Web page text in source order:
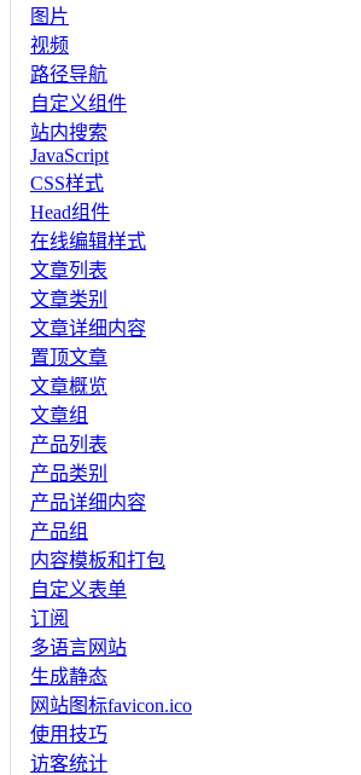
图片
视频
路径导航
自定义组件
站内搜索
JavaScript
CSS样式
Head组件
在线编辑样式
文章列表
文章类别
文章详细内容
置顶文章
文章概览
文章组
产品列表
产品类别
产品详细内容
产品组
内容模板和打包
自定义表单
订阅
多语言网站
生成静态
网站图标favicon.ico
使用技巧
访客统计